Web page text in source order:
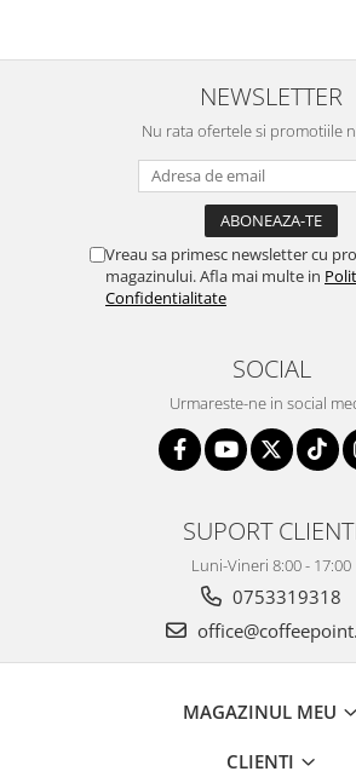
NEWSLETTER
Nu rata ofertele si promotiile
Vreau sa primesc newsletter cu
magazinului. Afla mai multe in
Confidentialitate
SOCIAL
Urmareste-ne in social
SUPORT CLIENTI
Luni-Vineri 8:00 - 17:00
0753319318
MAGAZINUL MEU
CLIENTI